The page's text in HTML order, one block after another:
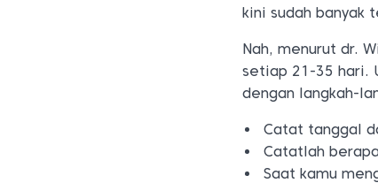
kini sudah banyak
Nah, menurut dr.
setiap 21-35 hari.
dengan langkah-
Catat tanggal
Catatlah
Saat kamu